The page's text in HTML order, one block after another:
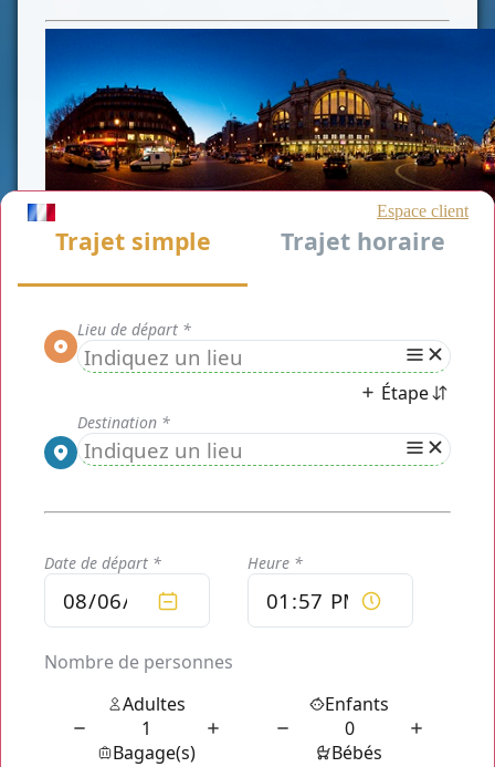
Choisissez les avantages d’unChauffeur vtc Gare
du Nordavec CHAUFFEUR PRIVE PARIS
pour
votre déplacement qu'il soit professionnel ou
personnel. Le service de transport voiture avec
chauffeur remplace le taxi. Ce service a mis un
système afin de vous permettre de connaitre à
l'avance le prix de votre course.
CHAUFFEUR PRIVE PARIS vous propose ses
chauffeurs professionnels, élégants, courtois et
attentes et à votre moindre exigence.
Vous pouvez profiter de nos services 24h/24 et 7j/7
donc à n'importe quel moment et surtout pour toute
circonstance.Chauffeur vtc Gare du Nord
votre entière disposition afin de vous satisfaire et
répondre à vos demandes.